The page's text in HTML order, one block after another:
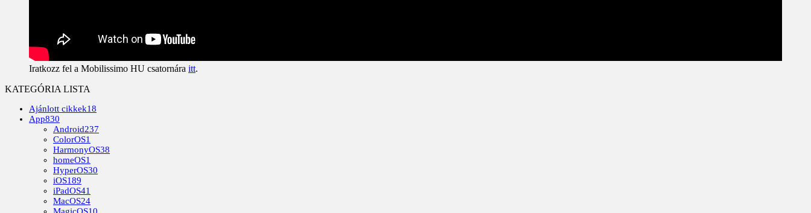
Iratkozz fel a Mobilissimo HU csatornára itt.
KATEGÓRIA LISTA
Ajánlott cikkek18
App830
Android237
ColorOS1
HarmonyOS38
homeOS1
HyperOS30
iOS189
iPadOS41
MacOS24